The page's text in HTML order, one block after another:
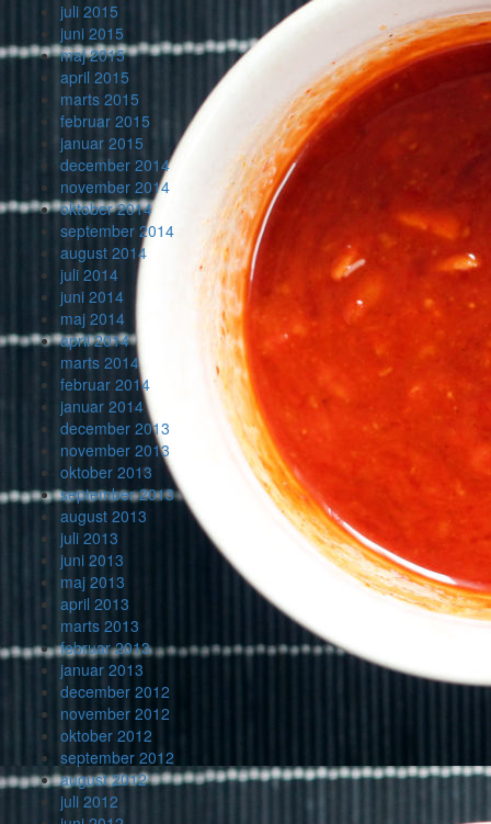
juli 2015
juni 2015
maj 2015
april 2015
marts 2015
februar 2015
januar 2015
december 2014
november 2014
oktober 2014
september 2014
august 2014
juli 2014
juni 2014
maj 2014
april 2014
marts 2014
februar 2014
januar 2014
december 2013
november 2013
oktober 2013
september 2013
august 2013
juli 2013
juni 2013
maj 2013
april 2013
marts 2013
februar 2013
januar 2013
december 2012
november 2012
oktober 2012
september 2012
august 2012
juli 2012